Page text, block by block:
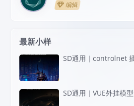
编辑
最新小样
SD通用｜controlnet
SD通用｜VUE外挂模